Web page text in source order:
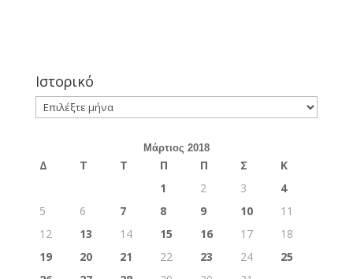
Ιστορικό
Ιστορικό
Μάρτιος 2018
Δ Τ Τ Π Π Σ
Κ
1
2 3
4
5
6 7 8 9 10
11
12
13 14 15 16 17
18
19
20 21 22 23 24
25